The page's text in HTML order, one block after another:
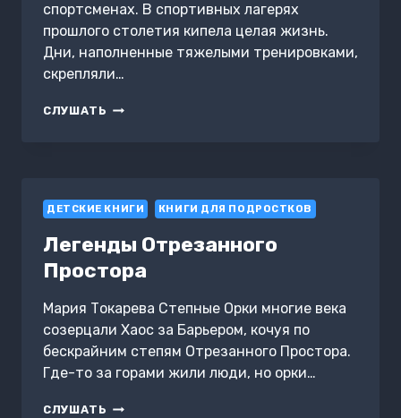
спортсменах. В спортивных лагерях
прошлого столетия кипела целая жизнь.
Дни, наполненные тяжелыми тренировками,
скрепляли…
СЛУШАТЬ ТОРТИКИ
ДЕТСКИЕ КНИГИ КНИГИ ДЛЯ ПОДРОСТКОВ
Легенды Отрезанного
Простора
Мария Токарева Степные Орки многие века
созерцали Хаос за Барьером, кочуя по
бескрайним степям Отрезанного Простора.
Где-то за горами жили люди, но орки…
СЛУШАТЬ ЛЕГЕНДЫ